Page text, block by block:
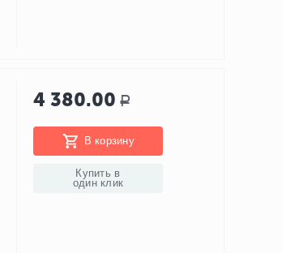
4 380.00 Р
В корзину
Купить в
один клик